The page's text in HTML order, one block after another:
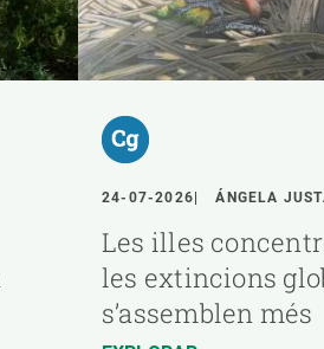
24-07-2026 ÁNGELA
Les illes
les extincions
s’assemblen més